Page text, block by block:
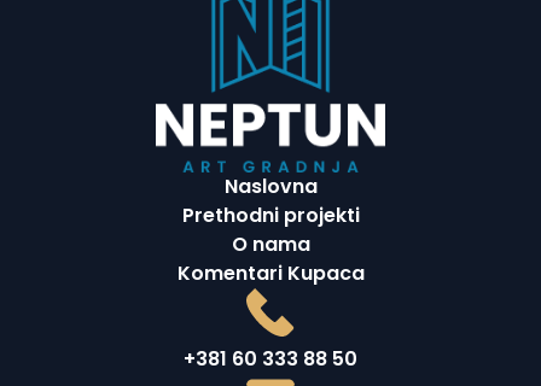
Naslovna
Prethodni projekti
O nama
Komentari Kupaca
+381 60 333 88 50